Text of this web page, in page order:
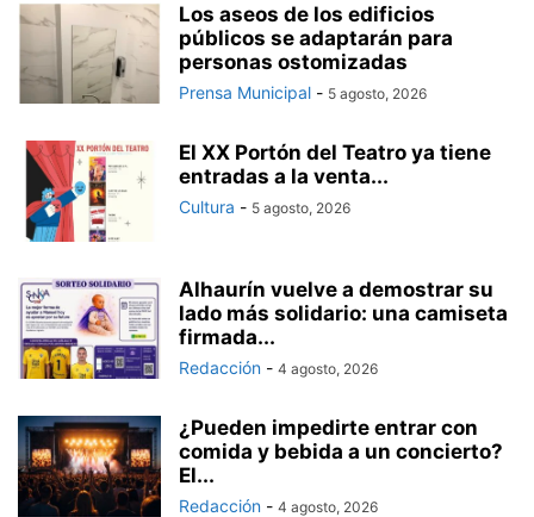
Los aseos de los edificios
públicos se adaptarán para
personas ostomizadas
Prensa Municipal - 5 agosto, 2026
El XX Portón del Teatro ya tiene
entradas a la venta...
Cultura - 5 agosto, 2026
Alhaurín vuelve a demostrar su
lado más solidario: una camiseta
firmada...
Redacción - 4 agosto, 2026
¿Pueden impedirte entrar con
comida y bebida a un concierto?
El...
Redacción - 4 agosto, 2026